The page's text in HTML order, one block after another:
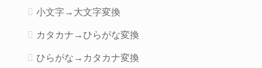
小文字→大文字変換
カタカナ→ひらがな変換
ひらがな→カタカナ変換